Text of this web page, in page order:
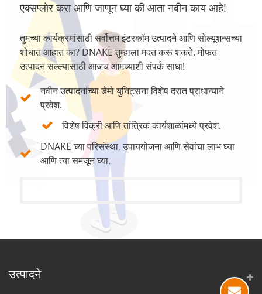
एक्सप्लोर करा आणि जाणून घ्या की आता नवीन काय आहे!
तुमच्या कार्यक्रमांसाठी सर्वोत्तम इंटरकॉम उत्पादने आणि सोल्यूशन्सच्या
शोधात आहात का? DNAKE तुम्हाला मदत करू शकते. मोफत
उत्पादन सल्ल्यासाठी आजच आमच्याशी संपर्क साधा!
नवीन उत्पादनांच्या डेमो युनिट्सना विशेष दरात प्राधान्याने
प्रवेश.
विशेष विक्री आणि तांत्रिक कार्यशाळांमध्ये प्रवेश.
DNAKE च्या परिसंस्था, उपाययोजना आणि सेवांचा लाभ घ्या
आणि त्या समजून घ्या.
उत्पादने